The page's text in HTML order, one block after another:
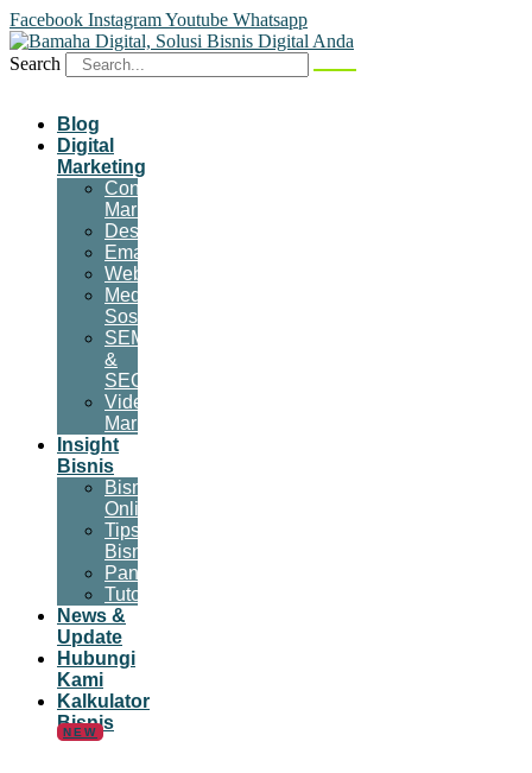
Facebook InstagramYoutube Whatsapp
Search
Blog
Digital
Marketing
Content
Marketing
Desain
Email
Website
Media
Sosial
SEM
&
SEO
Video
Marketing
Insight
Bisnis
Bisnis
Online
Tips
Bisnis
Panduan
Tutorial
News &
Update
Hubungi
Kami
Kalkulator
Bisnis
NEW